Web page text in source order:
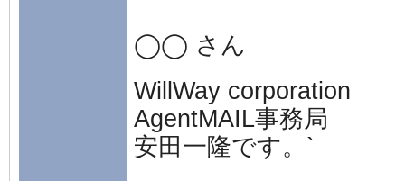
◯◯ さん
WillWay corporation
AgentMAIL事務局
安田一隆です。`